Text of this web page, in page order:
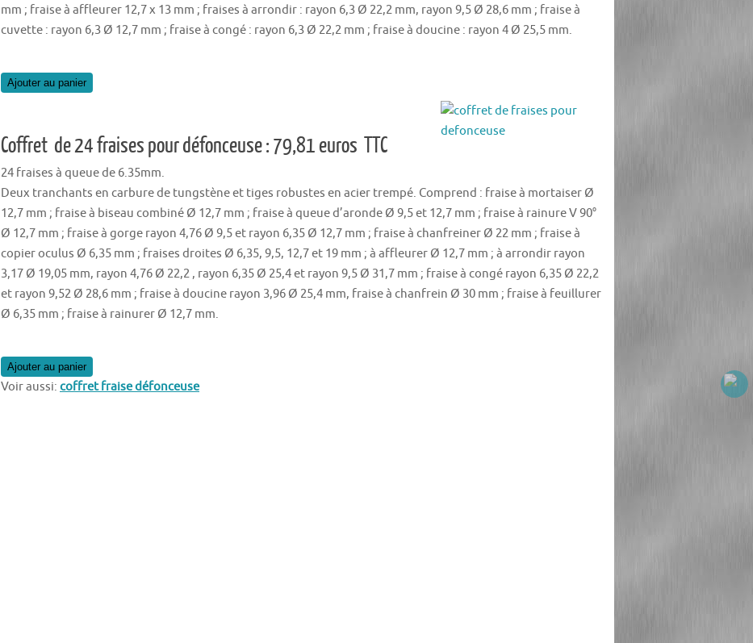
mm ; fraise à affleurer 12,7 x 13 mm ; fraises à arrondir : rayon 6,3 Ø 22,2 mm, rayon 9,5 Ø 28,6 mm ; fraise à
cuvette : rayon 6,3 Ø 12,7 mm ; fraise à congé : rayon 6,3 Ø 22,2 mm ; fraise à doucine : rayon 4 Ø 25,5 mm.
Ajouter au panier
Coffret de 24 fraises pour défonceuse : 79,81 euros TTC
24 fraises à queue de 6.35mm.
Deux tranchants en carbure de tungstène et tiges robustes en acier trempé. Comprend : fraise à mortaiser Ø
12,7 mm ; fraise à biseau combiné Ø 12,7 mm ; fraise à queue d’aronde Ø 9,5 et 12,7 mm ; fraise à rainure V 90°
Ø 12,7 mm ; fraise à gorge rayon 4,76 Ø 9,5 et rayon 6,35 Ø 12,7 mm ; fraise à chanfreiner Ø 22 mm ; fraise à
copier oculus Ø 6,35 mm ; fraises droites Ø 6,35, 9,5, 12,7 et 19 mm ; à affleurer Ø 12,7 mm ; à arrondir rayon
3,17 Ø 19,05 mm, rayon 4,76 Ø 22,2 , rayon 6,35 Ø 25,4 et rayon 9,5 Ø 31,7 mm ; fraise à congé rayon 6,35 Ø 22,2
et rayon 9,52 Ø 28,6 mm ; fraise à doucine rayon 3,96 Ø 25,4 mm, fraise à chanfrein Ø 30 mm ; fraise à feuillurer
Ø 6,35 mm ; fraise à rainurer Ø 12,7 mm.
Ajouter au panier
Voir aussi: coffret fraise défonceuse